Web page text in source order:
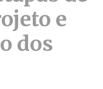
e
dos